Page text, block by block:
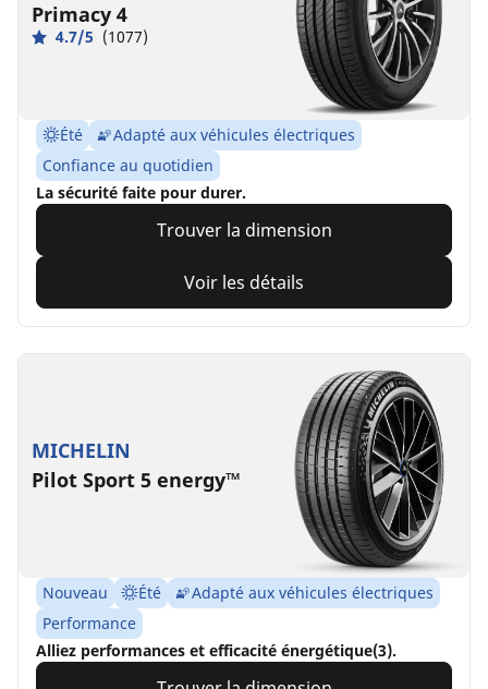
Primacy 4
4.7/5 (1077)
Été
Adapté aux véhicules électriques
Confiance au quotidien
La sécurité faite pour durer.
Trouver la dimension
Voir les détails
MICHELIN
Pilot Sport 5 energy™
Nouveau Été
Adapté aux véhicules électriques
Performance
Alliez performances et efficacité énergétique(3).